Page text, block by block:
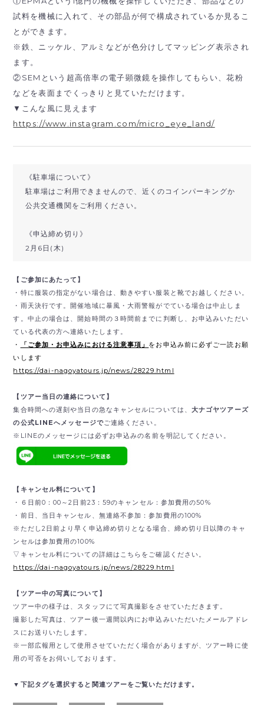
試料を機械に入れて、その部品が何で構成されているか見るこ
とができます。
※鉄、ニッケル、アルミなどが色分けしてマッピング表示され
ます。
②SEMという超高倍率の電子顕微鏡を操作してもらい、花粉
などを表面までくっきりと見ていただけます。
▼こんな風に見えます
https://www.instagram.com/micro_eye_land/
《駐車場について》
駐車場はご利用できませんので、近くのコインパーキングか
公共交通機関をご利用ください。
《申込締め切り》
2月6日(木)
【ご参加にあたって】
・特に服装の指定がない場合は、動きやすい服装と靴でお越しください。
・雨天決行です。開催地域に暴風・大雨警報がでている場合は中止しま
す。中止の場合は、開始時間の３時間前までに判断し、お申込みいただい
ている代表の方へ連絡いたします。
・
「ご参加・お申込みにおける注意事項」 をお申込み前に必ずご一読お願
いします
https://dai-nagoyatours.jp/news/28229.html
【ツアー当日の連絡について】
集合時間への遅刻や当日の急なキャンセルについては、 大ナゴヤツアーズ
の公式LINEへメッセージでご連絡ください。
※LINEのメッセージには必ずお申込みの名前を明記してください。
【キャンセル料について】
・６日前0：00～2日前23：59のキャンセル：参加費用の50%
・前日、当日キャンセル、無連絡不参加：参加費用の100%
※ただし2日前より早く申込締め切りとなる場合、締め切り日以降のキャ
ンセルは参加費用の100%
▽キャンセル料についての詳細はこちらをご確認ください。
https://dai-nagoyatours.jp/news/28229.html
【ツアー中の写真について】
ツアー中の様子は、スタッフにて写真撮影をさせていただきます。
撮影した写真は、ツアー後一週間以内にお申込みいただいたメールアドレ
スにお送りいたします。
※一部広報用として使用させていただく場合がありますが、ツアー時に使
用の可否をお伺いしております。
▼下記タグを選択すると関連ツアーをご覧いただけます。